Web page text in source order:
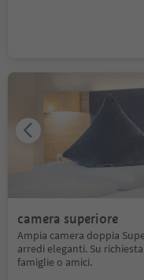
camera superiore
Ampia camera doppia
arredi eleganti. Su
famiglie o amici.